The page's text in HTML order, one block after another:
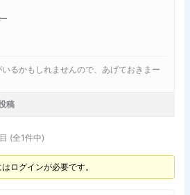
るかもしれませんので、あげておきまー
稿
(全1件中)
ログインが必要です。